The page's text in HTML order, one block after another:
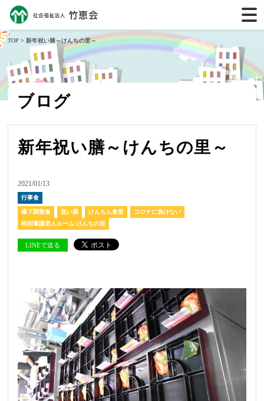
TOP > 新年祝い膳～けんちの里～
ブログ
新年祝い膳～けんちの里～
2021/01/13
行事食
嚥下調整食 祝い膳 けんちん食堂
コロナに負けない
特別養護老人ホーム けんちの里
LINEで送る